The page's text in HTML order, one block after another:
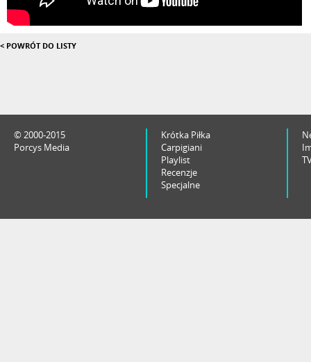
< POWRÓT DO LISTY
© 2000-2015
Porcys Media
Krótka Piłka
Carpigiani
Playlist
Recenzje
Specjalne